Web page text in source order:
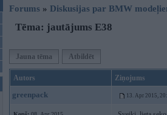
Forums » Diskusijas par BMW
Tēma: jautājums E38
Jauna tēma Atbildēt
Autors Ziņojums
greenpack 13. Apr 2015,